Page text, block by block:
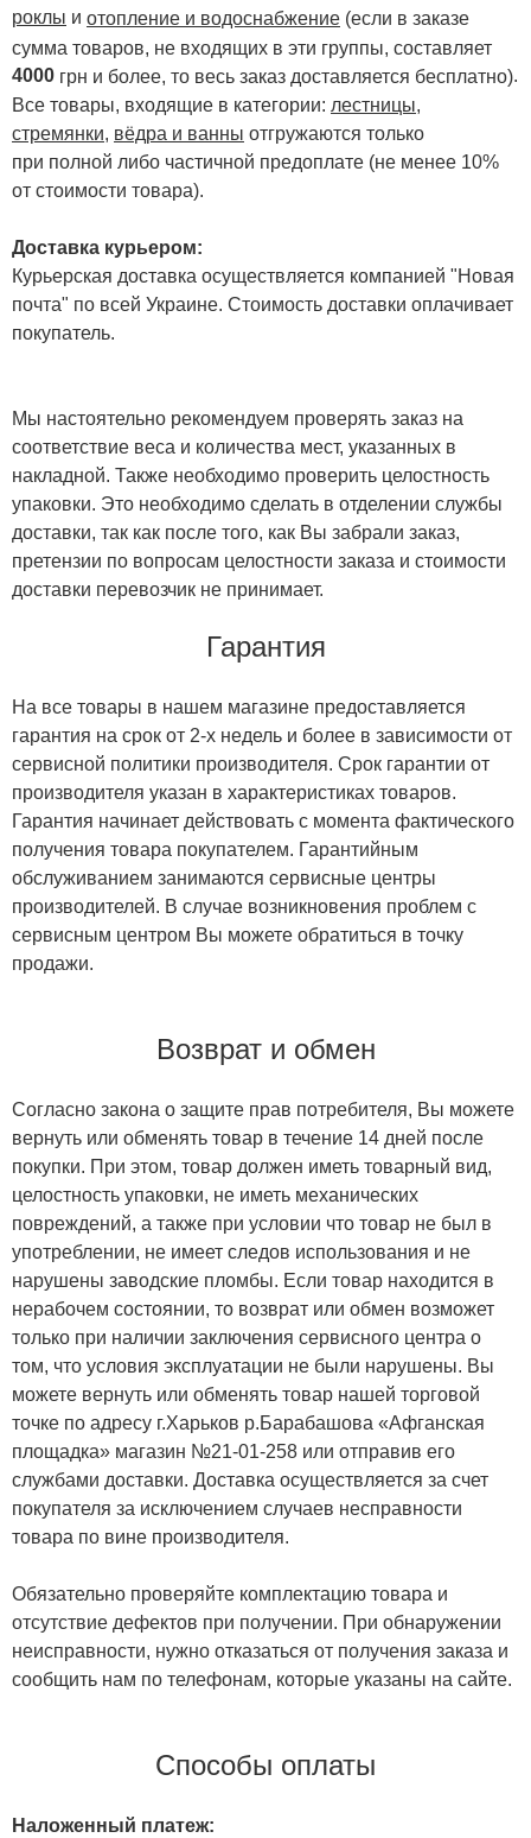
роклы и отопление и водоснабжение (если в заказе
сумма товаров, не входящих в эти группы, составляет
4000 грн и более, то весь заказ доставляется бесплатно).
Все товары, входящие в категории: лестницы,
стремянки, вёдра и ванны отгружаются только
при полной либо частичной предоплате (не менее 10%
от стоимости товара).
Доставка курьером:
Курьерская доставка осуществляется компанией "Новая
почта" по всей Украине. Стоимость доставки оплачивает
покупатель.
Мы настоятельно рекомендуем проверять заказ на
соответствие веса и количества мест, указанных в
накладной. Также необходимо проверить целостность
упаковки. Это необходимо сделать в отделении службы
доставки, так как после того, как Вы забрали заказ,
претензии по вопросам целостности заказа и стоимости
доставки перевозчик не принимает.
Гарантия
На все товары в нашем магазине предоставляется
гарантия на срок от 2-х недель и более в зависимости от
сервисной политики производителя. Срок гарантии от
производителя указан в характеристиках товаров.
Гарантия начинает действовать с момента фактического
получения товара покупателем. Гарантийным
обслуживанием занимаются сервисные центры
производителей. В случае возникновения проблем с
сервисным центром Вы можете обратиться в точку
продажи.
Возврат и обмен
Согласно закона о защите прав потребителя, Вы можете
вернуть или обменять товар в течение 14 дней после
покупки. При этом, товар должен иметь товарный вид,
целостность упаковки, не иметь механических
повреждений, а также при условии что товар не был в
употреблении, не имеет следов использования и не
нарушены заводские пломбы. Если товар находится в
нерабочем состоянии, то возврат или обмен возможет
только при наличии заключения сервисного центра о
том, что условия эксплуатации не были нарушены. Вы
можете вернуть или обменять товар нашей торговой
точке по адресу г.Харьков р.Барабашова «Афганская
площадка» магазин №21-01-258 или отправив его
службами доставки. Доставка осуществляется за счет
покупателя за исключением случаев несправности
товара по вине производителя.
Обязательно проверяйте комплектацию товара и
отсутствие дефектов при получении. При обнаружении
неисправности, нужно отказаться от получения заказа и
сообщить нам по телефонам, которые указаны на сайте.
Способы оплаты
Наложенный платеж: